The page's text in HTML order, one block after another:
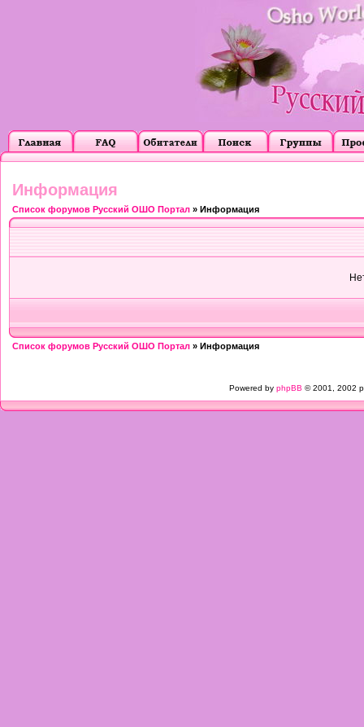
Информация
Список форумов Русский ОШО Портал » Информация
Список форумов Русский ОШО Портал » Информация
Powered by phpBB © 2001, 2002